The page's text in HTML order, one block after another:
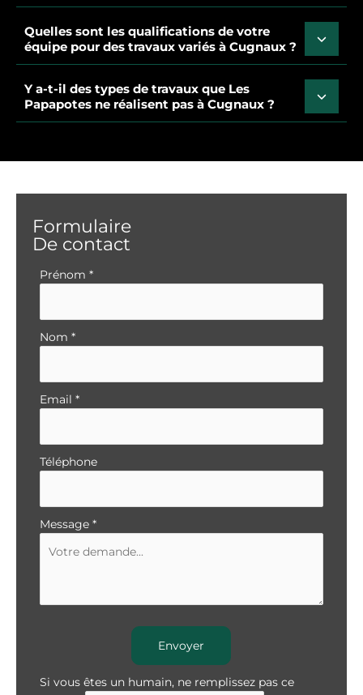
Quelles sont les qualifications de votre
équipe pour des travaux variés à Cugnaux ?
Y a-t-il des types de travaux que Les
Papapotes ne réalisent pas à Cugnaux ?
Formulaire
De contact
Formulaire
Prénom *
Nom *
Email *
Téléphone
Message *
Envoyer
Si vous êtes un humain, ne remplissez pas ce